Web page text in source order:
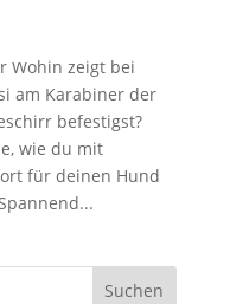
Wohin zeigt bei
am Karabiner der
befestigst?
wie du mit
für deinen Hund